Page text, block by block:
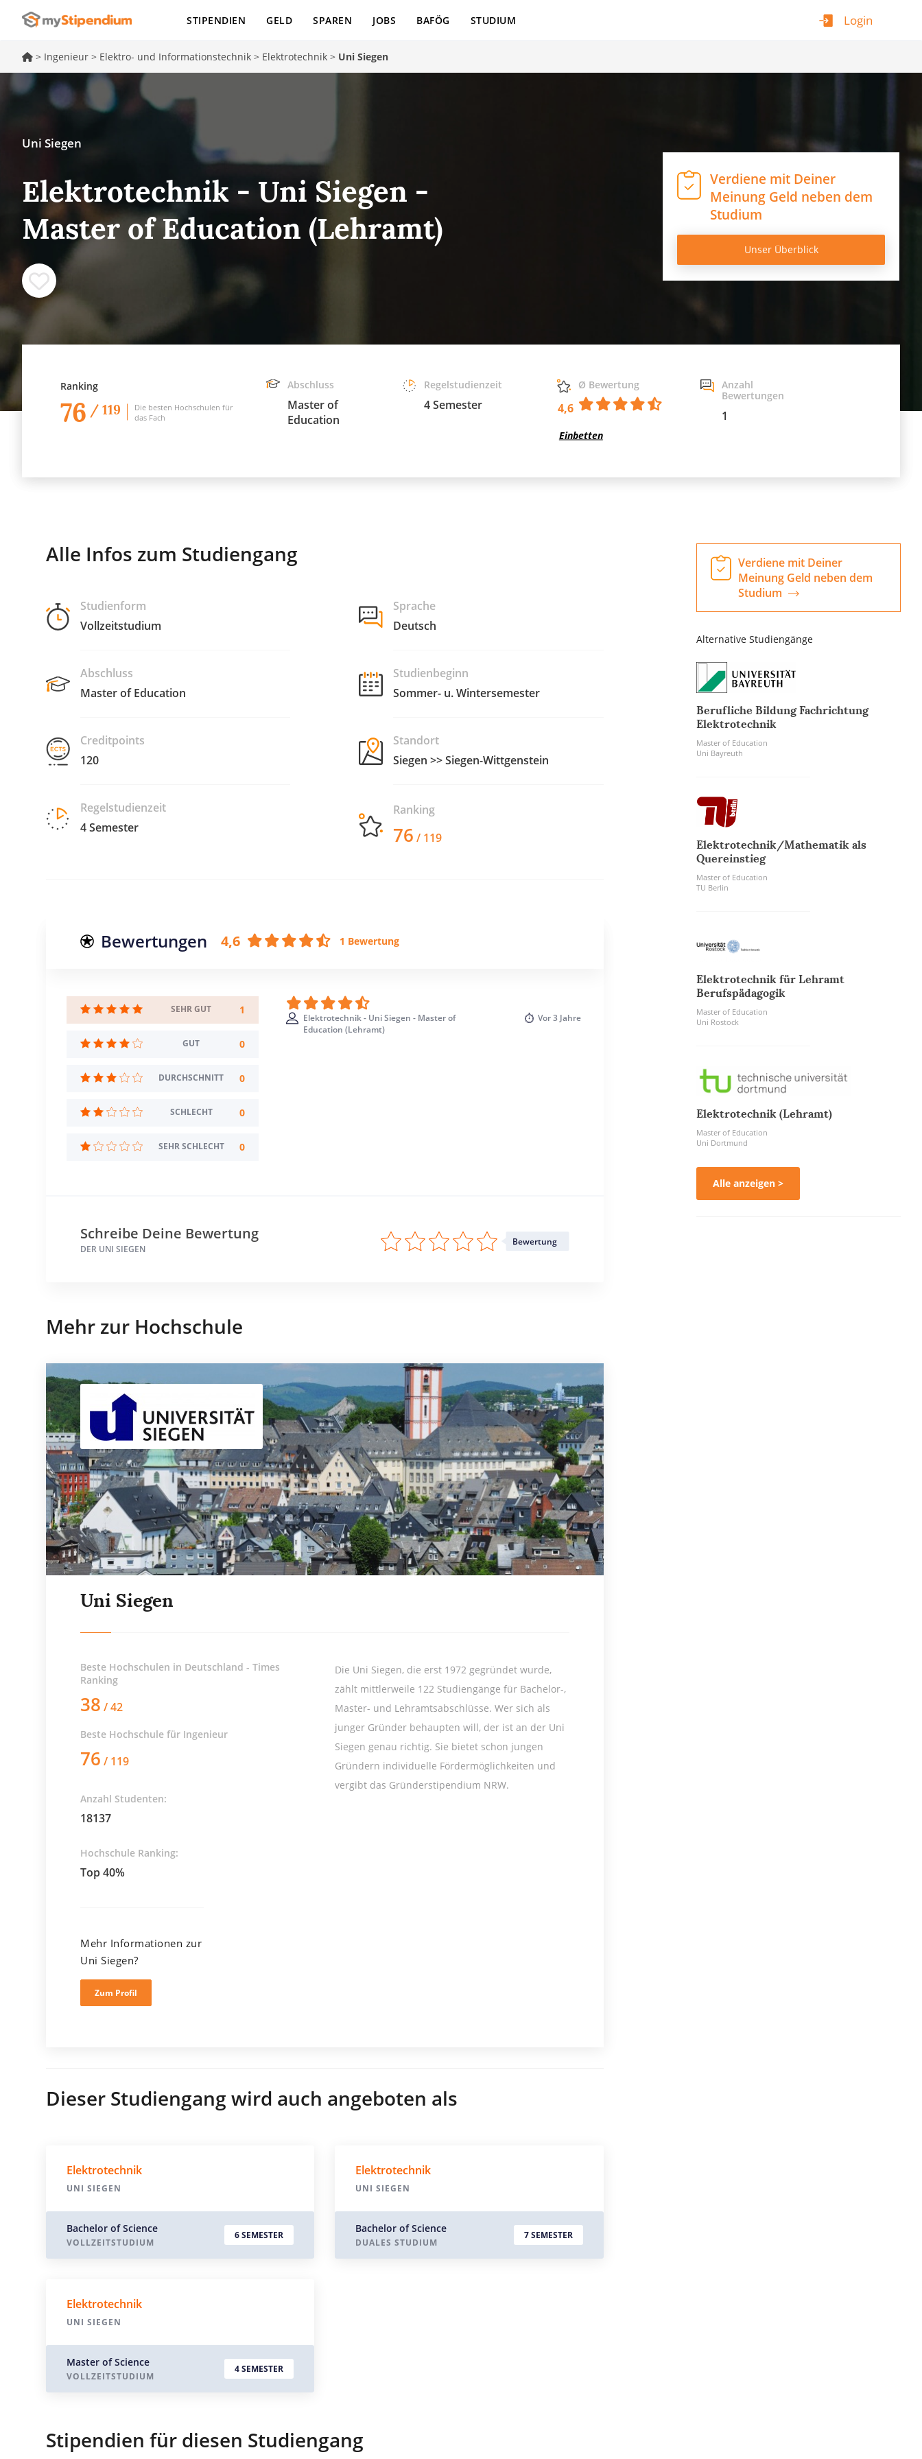
Login
STIPENDIEN GELD SPAREN JOBS BAFÖG STUDIUM
> Ingenieur > Elektro- und Informationstechnik > Elektrotechnik > Uni Siegen
Uni Siegen
Elektrotechnik - Uni Siegen -
Master of Education (Lehramt)
Verdiene mit Deiner
Meinung Geld neben dem
Studium
Unser Überblick
Ranking
76 / 119
Die besten Hochschulen für
das Fach
Abschluss
Master of
Education
Regelstudienzeit
4 Semester
Ø Bewertung
4,6
Einbetten
Anzahl
Bewertungen
1
Alle Infos zum Studiengang
Studienform
Vollzeitstudium
Abschluss
Master of Education
Creditpoints
120
Regelstudienzeit
4 Semester
Sprache
Deutsch
Studienbeginn
Sommer- u. Wintersemester
Standort
Siegen >> Siegen-Wittgenstein
Ranking
76 / 119
Bewertungen 4,6 1 Bewertung
SEHR GUT 1
GUT 0
DURCHSCHNITT 0
SCHLECHT 0
SEHR SCHLECHT 0
Elektrotechnik - Uni Siegen - Master of
Education (Lehramt)
Vor3 Jahre
Schreibe Deine Bewertung
DER UNI SIEGEN
Bewertung
Mehr zur Hochschule
Uni Siegen
Beste Hochschulen in Deutschland - Times
Ranking
38 / 42
Beste Hochschule für Ingenieur
76 / 119
Anzahl Studenten:
18137
Hochschule Ranking:
Top 40%
Die Uni Siegen, die erst 1972 gegründet wurde,
zählt mittlerweile 122 Studiengänge für Bachelor-,
Master- und Lehramtsabschlüsse. Wer sich als
junger Gründer behaupten will, der ist an der Uni
Siegen genau richtig. Sie bietet schon jungen
Gründern individuelle Fördermöglichkeiten und
vergibt das Gründerstipendium NRW.
Mehr Informationen zur
Uni Siegen?
Zum Profil
Dieser Studiengang wird auch angeboten als
Elektrotechnik
UNI SIEGEN
Bachelor of Science
VOLLZEITSTUDIUM
6 SEMESTER
Elektrotechnik
UNI SIEGEN
Bachelor of Science
DUALES STUDIUM
7 SEMESTER
Elektrotechnik
UNI SIEGEN
Master of Science
VOLLZEITSTUDIUM
4 SEMESTER
Stipendien für diesen Studiengang
Verdiene mit Deiner
Meinung Geld neben dem
Studium
Alternative Studiengänge
Berufliche Bildung Fachrichtung
Elektrotechnik
Master of Education
Uni Bayreuth
Elektrotechnik/Mathematik als
Quereinstieg
Master of Education
TU Berlin
Elektrotechnik für Lehramt
Berufspädagogik
Master of Education
Uni Rostock
Elektrotechnik (Lehramt)
Master of Education
Uni Dortmund
Alle anzeigen >